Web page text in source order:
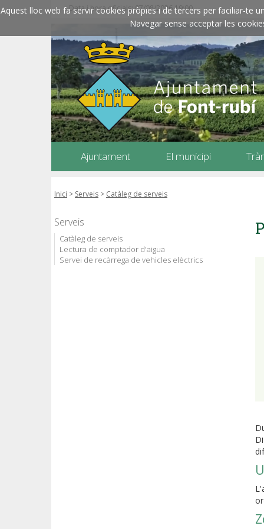
Aquest lloc web fa servir cookies pròpies i de tercers per faciliar-te
Navegar sense acceptar les
Data i hora oficials: 07/08/2026 19:00
Ajuntament El municipi
Inici > Serveis > Catàleg de serveis
Serveis
Catàleg de serveis
Lectura de comptador d'aigua
Servei de recàrrega de vehicles elèctrics